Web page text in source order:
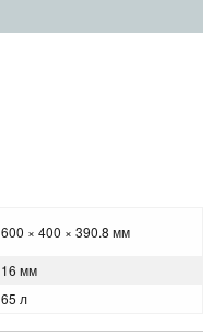
600 × 400 × 390.8 мм
16 мм
65 л